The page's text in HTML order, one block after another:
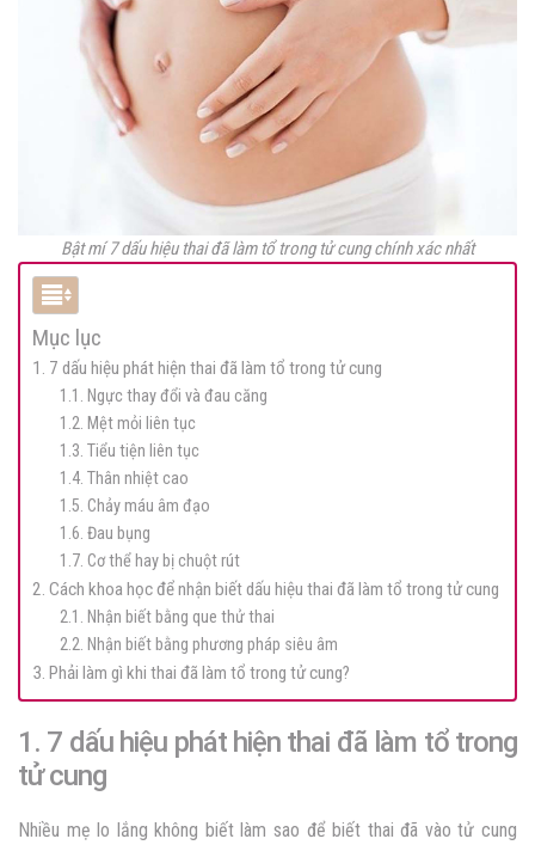
Bật mí 7 dấu hiệu thai đã làm tổ trong tử cung chính xác nhất
Mục lục
1. 7 dấu hiệu phát hiện thai đã làm tổ trong tử cung
1.1. Ngực thay đổi và đau căng
1.2. Mệt mỏi liên tục
1.3. Tiểu tiện liên tục
1.4. Thân nhiệt cao
1.5. Chảy máu âm đạo
1.6. Đau bụng
1.7. Cơ thể hay bị chuột rút
2. Cách khoa học để nhận biết dấu hiệu thai đã làm tổ trong tử cung
2.1. Nhận biết bằng que thử thai
2.2. Nhận biết bằng phương pháp siêu âm
3. Phải làm gì khi thai đã làm tổ trong tử cung?
1. 7 dấu hiệu phát hiện thai đã làm tổ trong
tử cung
Nhiều mẹ lo lắng không biếtlàm sao để biết thai đã vào tử cung